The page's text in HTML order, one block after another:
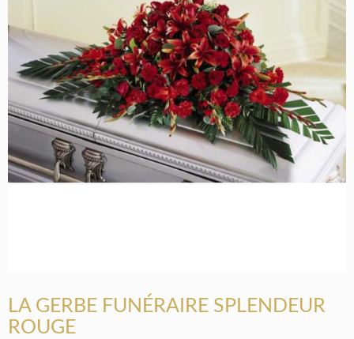
LA GERBE FUNÉRAIRE SPLENDEUR
ROUGE